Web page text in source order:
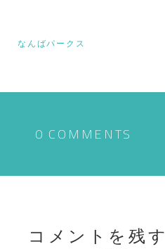
投
ナ
シ
なんばパークス
0 COMMENTS
コメントを残す